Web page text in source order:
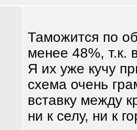
Таможится по
менее 48%, т.к.
Я их уже кучу
схема очень
вставку между
ни к селу, ни к